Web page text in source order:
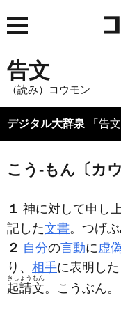
告文
（読み）コウモン
デジタル大辞泉 「告
こう‐もん〔カ
１ 神に対して申し
記した文書。つげぶ
２ 自分の言動に虚
り、 相手に表明し
起請文
きしょうもん
。こうぶん。